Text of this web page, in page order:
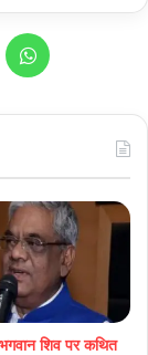
WhatsApp
शिव पर कथित